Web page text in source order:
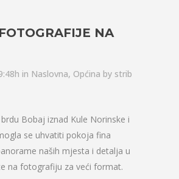
FOTOGRAFIJE NA
in Naslovna, Općina by strib
Bobaj iznad Kule Norinske i
se uhvatiti pokoja fina
naših mjesta i detalja u
na fotografiju za veći format.